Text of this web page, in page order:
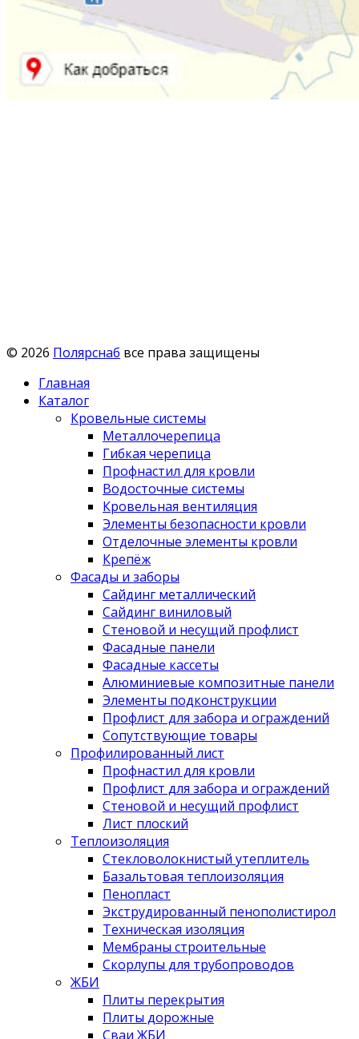
© 2026 Полярснаб все права защищены
Главная
Каталог
Кровельные системы
Металлочерепица
Гибкая черепица
Профнастил для кровли
Водосточные системы
Кровельная вентиляция
Элементы безопасности кровли
Отделочные элементы кровли
Крепёж
Фасады и заборы
Сайдинг металлический
Сайдинг виниловый
Стеновой и несущий профлист
Фасадные панели
Фасадные кассеты
Алюминиевые композитные панели
Элементы подконструкции
Профлист для забора и ограждений
Сопутствующие товары
Профилированный лист
Профнастил для кровли
Профлист для забора и ограждений
Стеновой и несущий профлист
Лист плоский
Теплоизоляция
Стекловолокнистый утеплитель
Базальтовая теплоизоляция
Пенопласт
Экструдированный пенополистирол
Техническая изоляция
Мембраны строительные
Скорлупы для трубопроводов
ЖБИ
Плиты перекрытия
Плиты дорожные
Сваи ЖБИ